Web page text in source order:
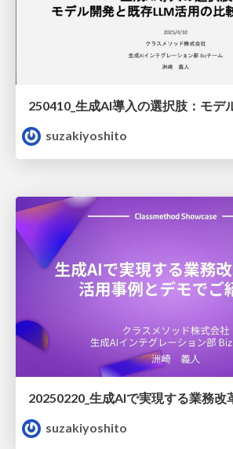
suzakiyoshito
suzakiyoshito